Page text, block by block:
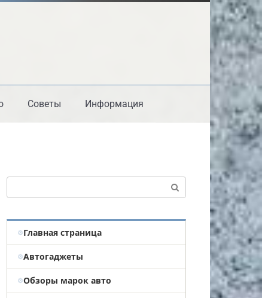
Советы Информация
Главная страница
Автогаджеты
Обзоры марок авто